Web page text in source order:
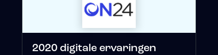
2020 digitale ervaringen